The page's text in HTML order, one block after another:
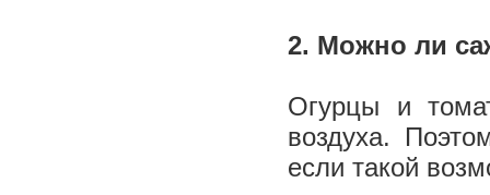
2. Можно ли
Огурцы и
воздуха.
если такой